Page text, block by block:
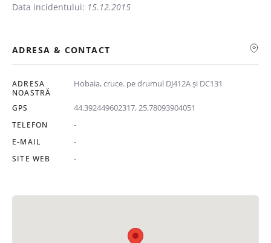
Data incidentului: 15.12.2015
ADRESA & CONTACT
ADRESA
NOASTRĂ
Hobaia, cruce. pe drumul DJ412A și DC131
GPS 44.392449602317, 25.78093904051
TELEFON -
E-MAIL -
SITE WEB -